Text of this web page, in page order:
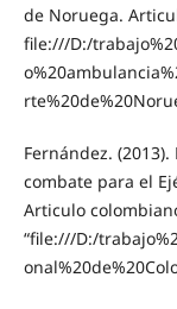
de Noruega.
file:///D:/
Fernández.
combate para el
Articulo
“file:///D:/